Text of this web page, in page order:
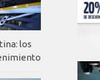
los